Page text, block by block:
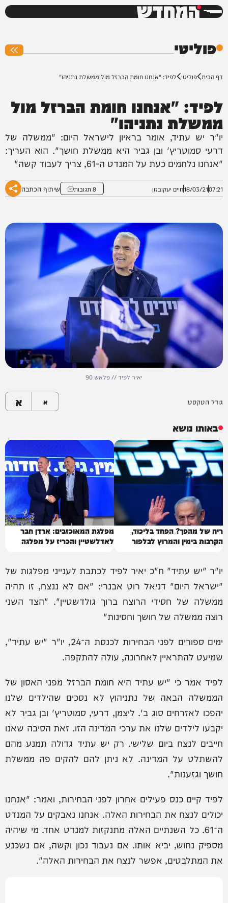
המחדש
פוליטי
דף הבית פוליטי לפיד: "אנחנו חומת הברזל מול ממשלת נתניהו"
לפיד: "אנחנו חומת הברזל מול
ממשלת נתניהו"
יו"ר יש עתיד, אומר בראיון לישראל היום: "ממשלה של
דרעי סמוטריץ' ובן גביר היא ממשלת חושך". הוא העריך:
"אנחנו נלחמים כעת על המנדט ה-61, צריך לעבוד קשה"
07:21
18/03/21חיים יעקובזון 8 תגובות שיתוף הכתבה
יאיר לפיד // פלאש 90
גודל הטקסט א א
באותו נושא
ריח של מהפך? הפחד בליכוד,
הקרבות בימין והמרוץ לבלפור
מפלגת המאוכזבים: ארדן חבר
לאדלשטיין והכריז על מפלגה
יו"ר "יש עתיד" ח"כ יאיר לפיד לכתבת לענייני מפלגות של
"ישראל היום" דניאל רוט אבנרי: "אם לא ננצח, זו תהיה
ממשלה של חסידי הרוצח ברוך גולדשטיין". "הצד השני
רוצה ממשלה של חושך וחסינות"
ימים ספורים לפני הבחירות לכנסת ה־24, יו"ר "יש עתיד",
שמיעט להתראיין לאחרונה, עולה להתקפה.
לפיד אמר כי "יש עתיד היא חומת הברזל מפני האסון של
הממשלה הבאה של נתניהוץ לא נסכים שהילדים שלנו
יהפכו לאזרחים סוג ב'. ליצמן, דרעי, סמוטריץ' ובן גביר לא
יקבעו לילדים שלנו את ערכי המדינה הזו. זאת הסיבה שאנו
חייבים לנצח ביום שלישי. רק יש עתיד גדולה תמנע מהם
להשתלט על המדינה. לא ניתן להם להקים פה ממשלת
חושך וגזענות".
לפיד קיים כנס פעילים אחרון לפני הבחירות, ואמר: "אנחנו
יכולים לנצח את הבחירות האלה. אנחנו נאבקים על המנדט
ה־61. כל השנתיים האלה מתנקזות למנדט אחד. מי שיהיה
מספיק נחוש, יביא אותו. אם נעבוד נכון וקשה, אם נשכנע
את המתלבטים, אפשר לנצח את הבחירות האלה".